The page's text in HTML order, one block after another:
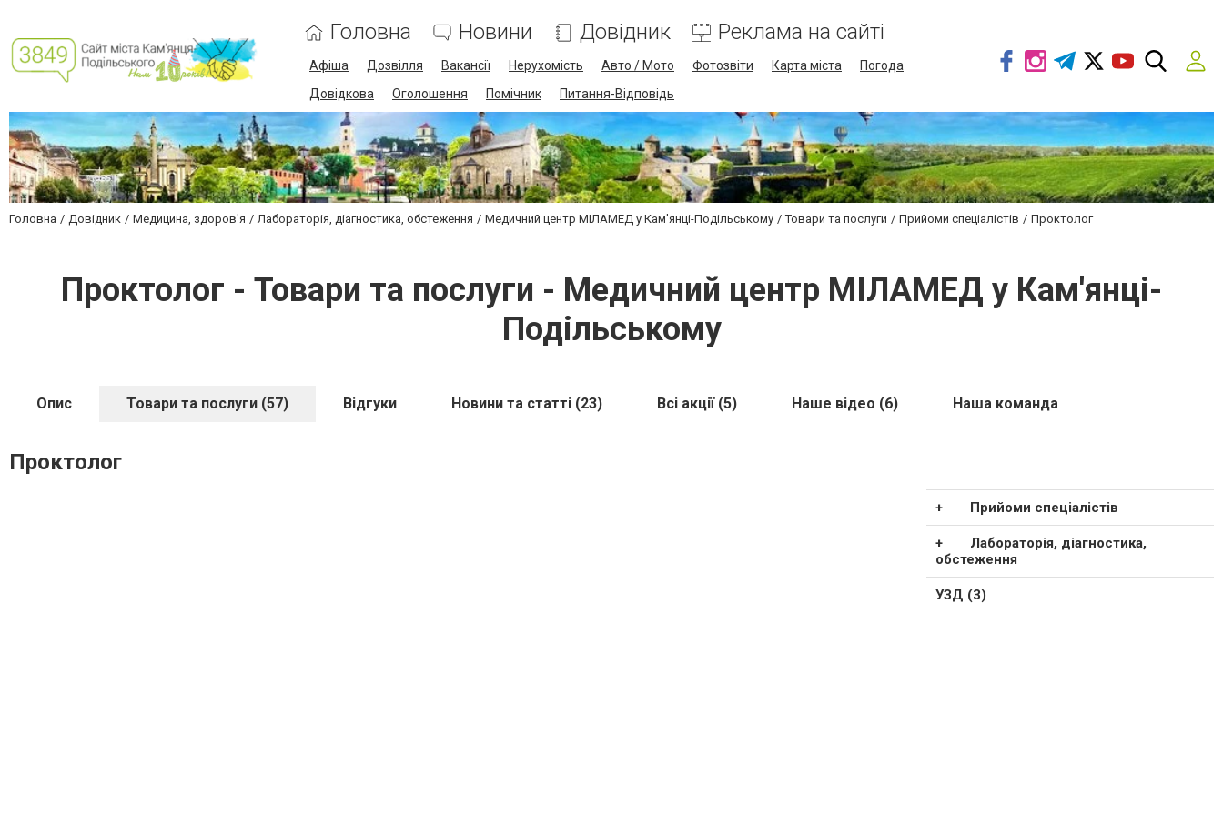
Головна Новини Довідник Реклама на сайті
Афіша Дозвілля Вакансії Нерухомість Авто / Мото Фотозвіти Карта міста
Погода
Довідкова
Оголошення Помічник Питання-Відповідь
Головна Довідник Медицина, здоров'я Лабораторія, діагностика, обстеження Медичний центр МІЛАМЕД у Кам'янці-Подільському Товари та послуги Прийоми спеціалістів Проктолог
Проктолог - Товари та послуги - Медичний центр МІЛАМЕД у Кам'янці-
Подільському
Опис Товари та послуги (57) Відгуки Новини та статті (23) Всі акції (5) Наше відео (6) Наша команда
Проктолог
Прийоми спеціалістів
Лабораторія, діагностика,
обстеження
УЗД (3)